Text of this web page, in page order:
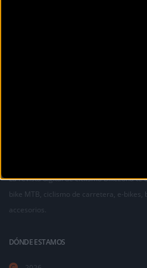
La revista digital de ciclismo Bikezona
bike MTB, ciclismo de carretera, e-bikes,
accesorios.
DÓNDE ESTAMOS